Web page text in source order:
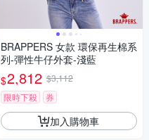
BRAPPERS 女款 環保再生棉系
列-彈性牛仔外套-淺藍
$2,812 $3,112
限時下殺
券
加入購物車